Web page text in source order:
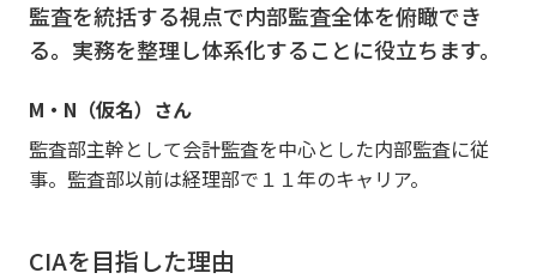
監査を統括する視点で内部監査全体を俯瞰でき
る。実務を整理し体系化することに役立ちます。
M・N（仮名）さん
監査部主幹として会計監査を中心とした内部監査に従
事。監査部以前は経理部で１１年のキャリア。
CIAを目指した理由